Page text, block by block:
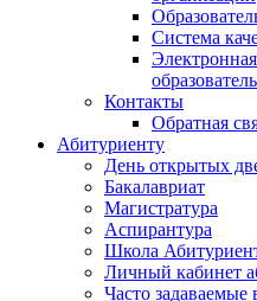
Система
Контакты
Обратная
Абитуриенту
День открытых
Бакалавриат
Магистратура
Аспирантура
Школа
Личный кабинет
Часто задаваемые